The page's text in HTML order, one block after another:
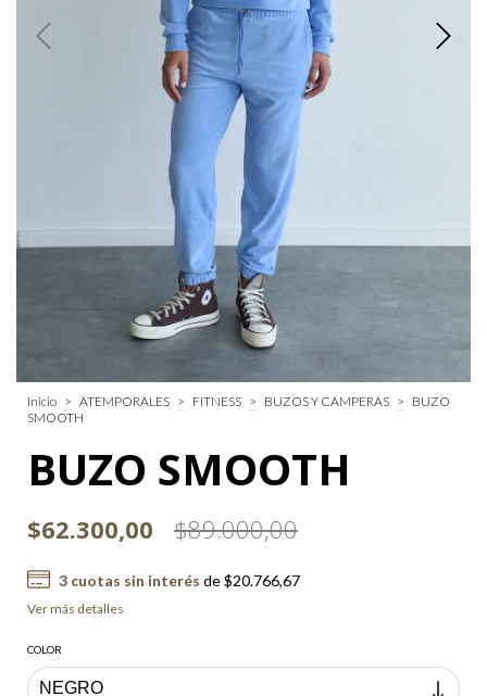
Inicio > ATEMPORALES > FITNESS > BUZOS Y CAMPERAS > BUZO
SMOOTH
BUZO SMOOTH
$62.300,00 $89.000,00
3cuotas sin interés de$20.766,67
Ver más detalles
COLOR